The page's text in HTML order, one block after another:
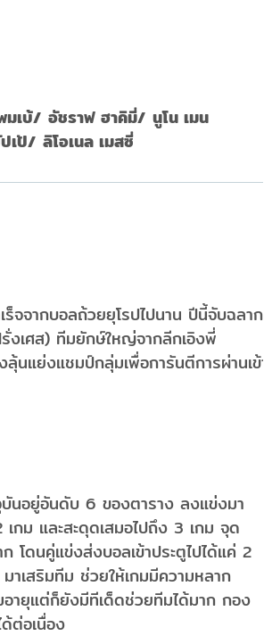
เบ้/ อัชราฟ ฮาคิมี่/ นูโน เมน
เป้/ ลิโอเนล เมสซี่
ร็จจากบอลถ้วยยุโรปไปนาน ปีนี้จับฉลาก
งเศส) ทีมยักษ์ใหญ่จากลีกเอิงพี่
นแย่งแชมป์กลุ่มเพื่อการันตีการผ่านเข้า
บันอยู่อันดับ 6 ของตาราง ลงแข่งมา
กม และสะดุดเสมอไปถึง 3 เกม จุด
โดนคู่แข่งส่งบอลเข้าประตูไปได้แค่ 2
าเสริมทีม ช่วยให้เกมมีความหลาก
อายุแต่ก็ยังมีทีเด็ดช่วยทีมได้มาก กอง
ต่อเนื่อง